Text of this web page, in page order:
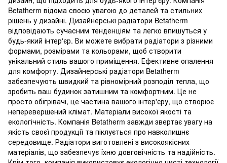
Betatherm відома своєю увагою до деталей та стильних
рішень у дизайні. Дизайнерські радіатори Betatherm
відповідають сучасним тенденціям та легко впишуться у
будь-який інтер'єр. Ви можете вибрати радіатори з різними
формами, розмірами та кольорами, щоб створити
унікальний стиль вашого приміщення. Ефективне опалення
для комфорту. Дизайнерські радіатори Betatherm
забезпечують швидкий та рівномірний розподіл тепла, що
зробить ваш будинок затишним та комфортним. Це не
просто обігрівачі, це частина вашого інтер'єру, що створює
неперевершений клімат. Матеріали високої якості та
екологічність. Компанія Betatherm завжди звертає увагу на
якість своєї продукції та піклується про навколишнє
середовище. Радіатори виготовлені з високоякісних
матеріалів, що забезпечує їхню довговічність та надійність.